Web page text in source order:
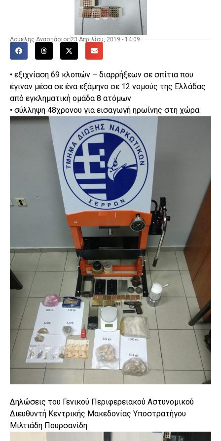
Δούκλης Αναστάσιος 23 Απριλίου, 2019 - 14:09
• εξιχνίαση 69 κλοπών – διαρρήξεων σε σπίτια που
έγιναν μέσα σε ένα εξάμηνο σε 12 νομούς της Ελλάδας
από εγκληματική ομάδα 8 ατόμων
• σύλληψη 48χρονου για εισαγωγή ηρωίνης στη χώρα
Δηλώσεις του Γενικού Περιφερειακού Αστυνομικού
Διευθυντή Κεντρικής Μακεδονίας Υποστρατήγου
Μιλτιάδη Πουρσανίδη: